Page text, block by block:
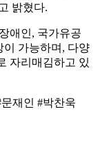
밝혔다.
애인, 국가유공
이 가능하며, 다양
자리매김하고 있
재인 #박찬욱